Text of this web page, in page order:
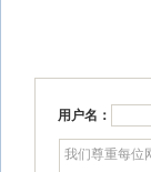
用户名：